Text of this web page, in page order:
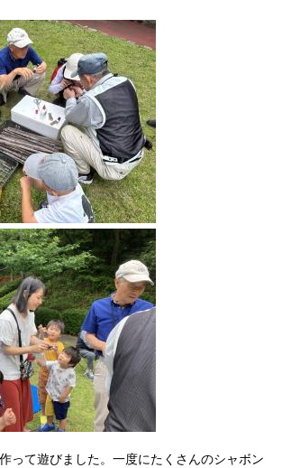
って遊びました。一度にたくさんのシャボン